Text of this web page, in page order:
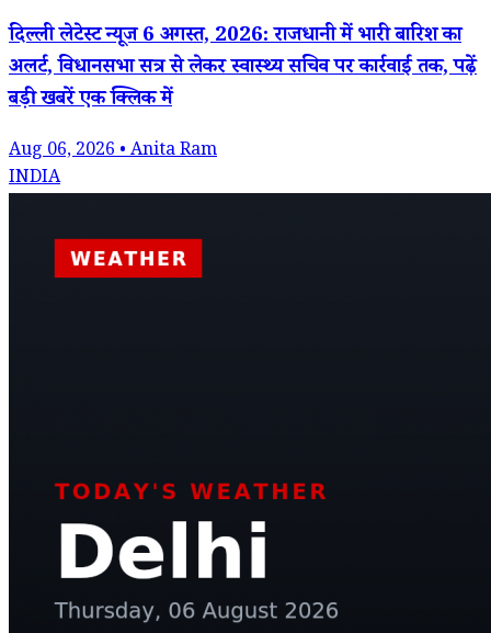
दिल्ली लेटेस्ट न्यूज 6 अगस्त, 2026: राजधानी में भारी बारिश का
अलर्ट, विधानसभा सत्र से लेकर स्वास्थ्य सचिव पर कार्रवाई तक, पढ़ें
बड़ी खबरें एक क्लिक में
Aug 06, 2026 • Anita Ram
INDIA